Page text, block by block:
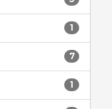
1
7
1